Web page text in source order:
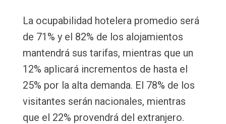
La ocupabilidad hotelera promedio será
de 71% y el 82% de los alojamientos
mantendrá sus tarifas, mientras que un
12% aplicará incrementos de hasta el
25% por la alta demanda. El 78% de los
visitantes serán nacionales, mientras
que el 22% provendrá del extranjero.